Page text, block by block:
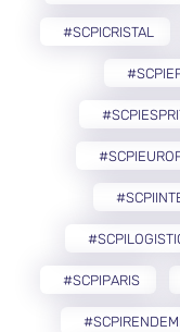
#SCPICRISTAL
#SCPIPARIS